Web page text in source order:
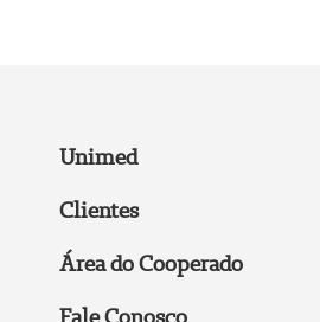
Unimed
Clientes
Área do Cooperado
Fale Conosco